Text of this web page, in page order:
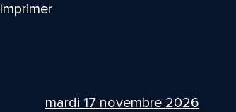
Imprimer
mardi 17 novembre 2026